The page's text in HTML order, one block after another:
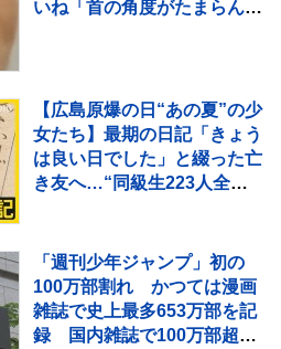
いね「首の角度がたまらん」
【広島原爆の日“あの夏”の少
女たち】最期の日記「きょう
は良い日でした」と綴った亡
き友へ…“同級生223人全
「週刊少年ジャンプ」初の
100万部割れ かつては漫画
雑誌で史上最多653万部を記
録 国内雑誌で100万部超え